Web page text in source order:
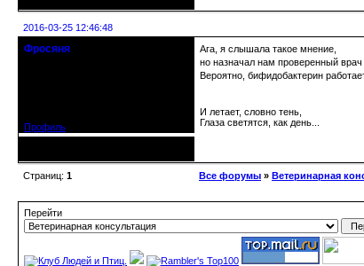
2016-03-25 12:46:48
Фросяня
Профиль
Ага, я слышала такое мнение,
но назначал нам проверенный врач
Вероятно, бифидобактерин
И летает, словно тень,
Глаза светятся, как день...
Страниц: 1 Все форумы » Ветеринарная
Перейти